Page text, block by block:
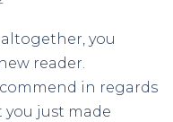
you
reader.
in regards
just made